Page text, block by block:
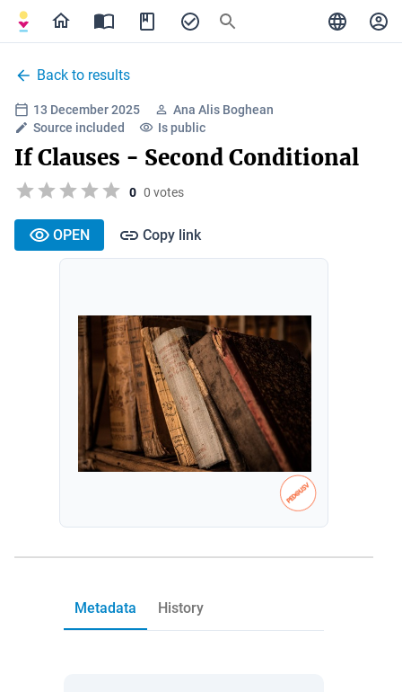
Back to results
13 December 2025
Ana Alis Boghean
Source included
Is public
If Clauses - Second Conditional
0 0 votes
OPEN Copy link
Metadata History